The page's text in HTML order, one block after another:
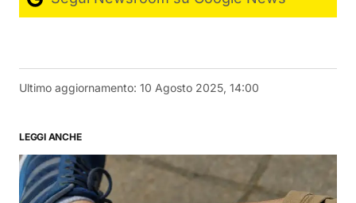
Ultimo aggiornamento: 10 Agosto 2025, 14:00
LEGGI ANCHE